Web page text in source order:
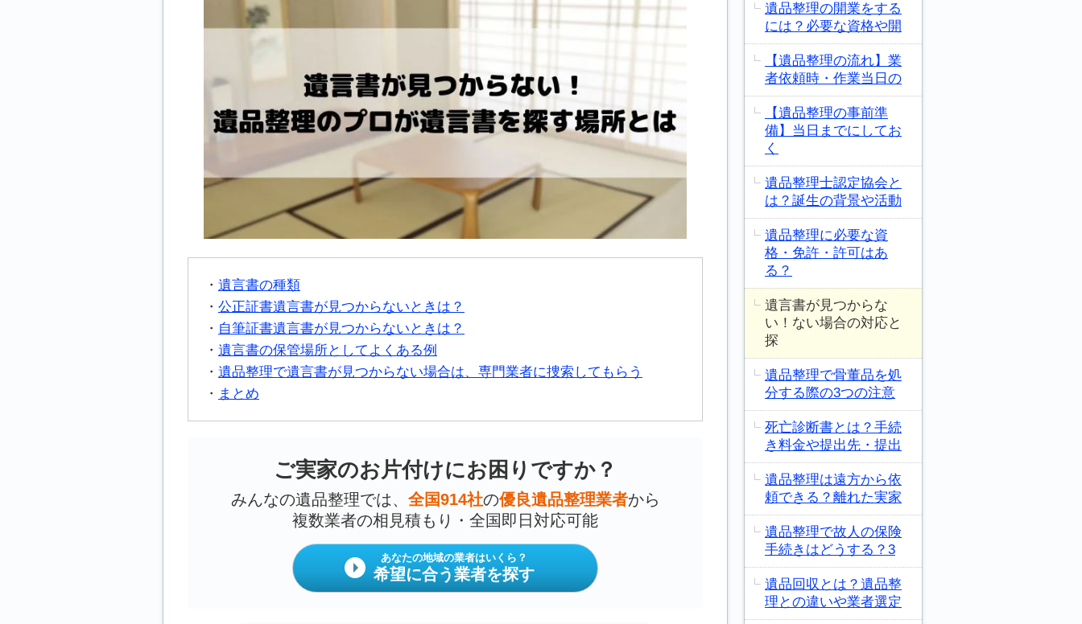
遺言書の種類
公正証書遺言書が見つからないときは？
自筆証書遺言書が見つからないときは？
遺言書の保管場所としてよくある例
遺品整理で遺言書が見つからない場合は、専門業者に捜索してもらう
まとめ
ご実家のお片付けにお困りですか？
みんなの遺品整理では、 全国914社の優良遺品整理業者から
複数業者の相見積もり・全国即日対応可能
あなたの地域の業者はいくら？
希望に合う業者を探す
遺品整理の開業をする
には？必要な資格や開
【遺品整理の流れ】業
者依頼時・作業当日の
【遺品整理の事前準
備】当日までにしてお
く
遺品整理士認定協会と
は？誕生の背景や活動
遺品整理に必要な資
格・免許・許可はあ
る？
遺言書が見つからな
い！ない場合の対応と
探
遺品整理で骨董品を処
分する際の3つの注意
死亡診断書とは？手続
き料金や提出先・提出
遺品整理は遠方から依
頼できる？離れた実家
遺品整理で故人の保険
手続きはどうする？3
遺品回収とは？遺品整
理との違いや業者選定